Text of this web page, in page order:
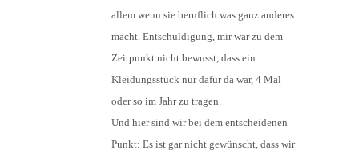
allem wenn sie beruflich was ganz anderes
macht. Entschuldigung, mir war zu dem
Zeitpunkt nicht bewusst, dass ein
Kleidungsstück nur dafür da war, 4 Mal
oder so im Jahr zu tragen.
Und hier sind wir bei dem entscheidenen
Punkt: Es ist gar nicht gewünscht, dass wir